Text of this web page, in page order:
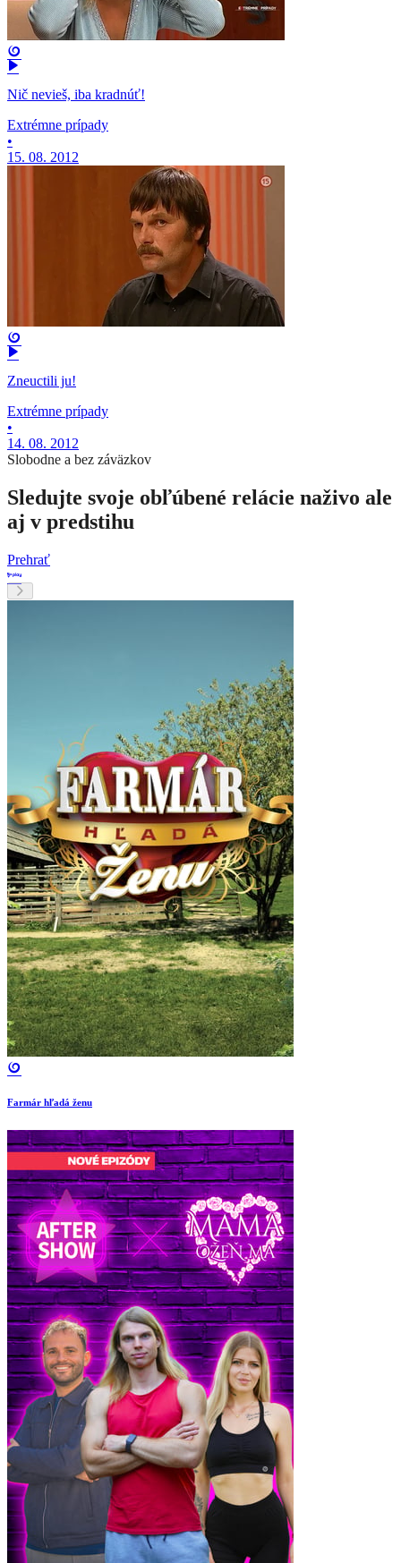
Nič nevieš, iba kradnúť!
Extrémne prípady
•
15. 08. 2012
Zneuctili ju!
Extrémne prípady
•
14. 08. 2012
Slobodne a bez záväzkov
Sledujte svoje obľúbené relácie naživo ale
aj v predstihu
Prehrať
Farmár hľadá ženu